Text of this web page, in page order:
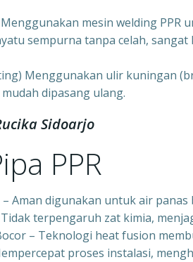
Menggunakan mesin welding
sempurna tanpa celah,
Menggunakan ulir kuningan
dipasang ulang.
Sidoarjo
PPR
Aman digunakan untuk air
terpengaruh zat kimia,
– Teknologi heat fusion
proses instalasi,